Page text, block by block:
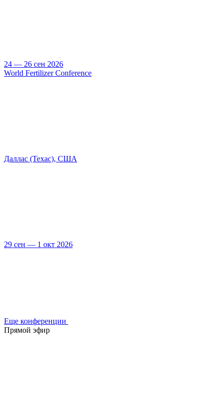
24 — 26 сен 2026
World Fertilizer Conference
Даллас (Техас), США
29 сен — 1 окт 2026
Еще конференции
Прямой эфир